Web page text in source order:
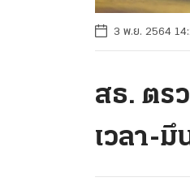
3 พ.ย. 2564
สธ. ตร
เวลา-มึ